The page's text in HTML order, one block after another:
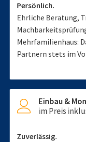
Persönlich.
Ehrliche Beratung,
Mehrfamilienhaus:
Partnern stets im
Einbau &
im Preis
Zuverlässig.